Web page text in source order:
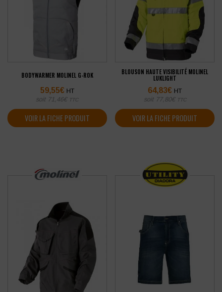
BODYWARMER MOLINEL G-ROK
59,55€ HT
soit 71,46€ TTC
VOIR LA FICHE PRODUIT
BLOUSON HAUTE VISIBILITÉ MOLINEL
LUKLIGHT
64,83€ HT
soit 77,80€ TTC
VOIR LA FICHE PRODUIT